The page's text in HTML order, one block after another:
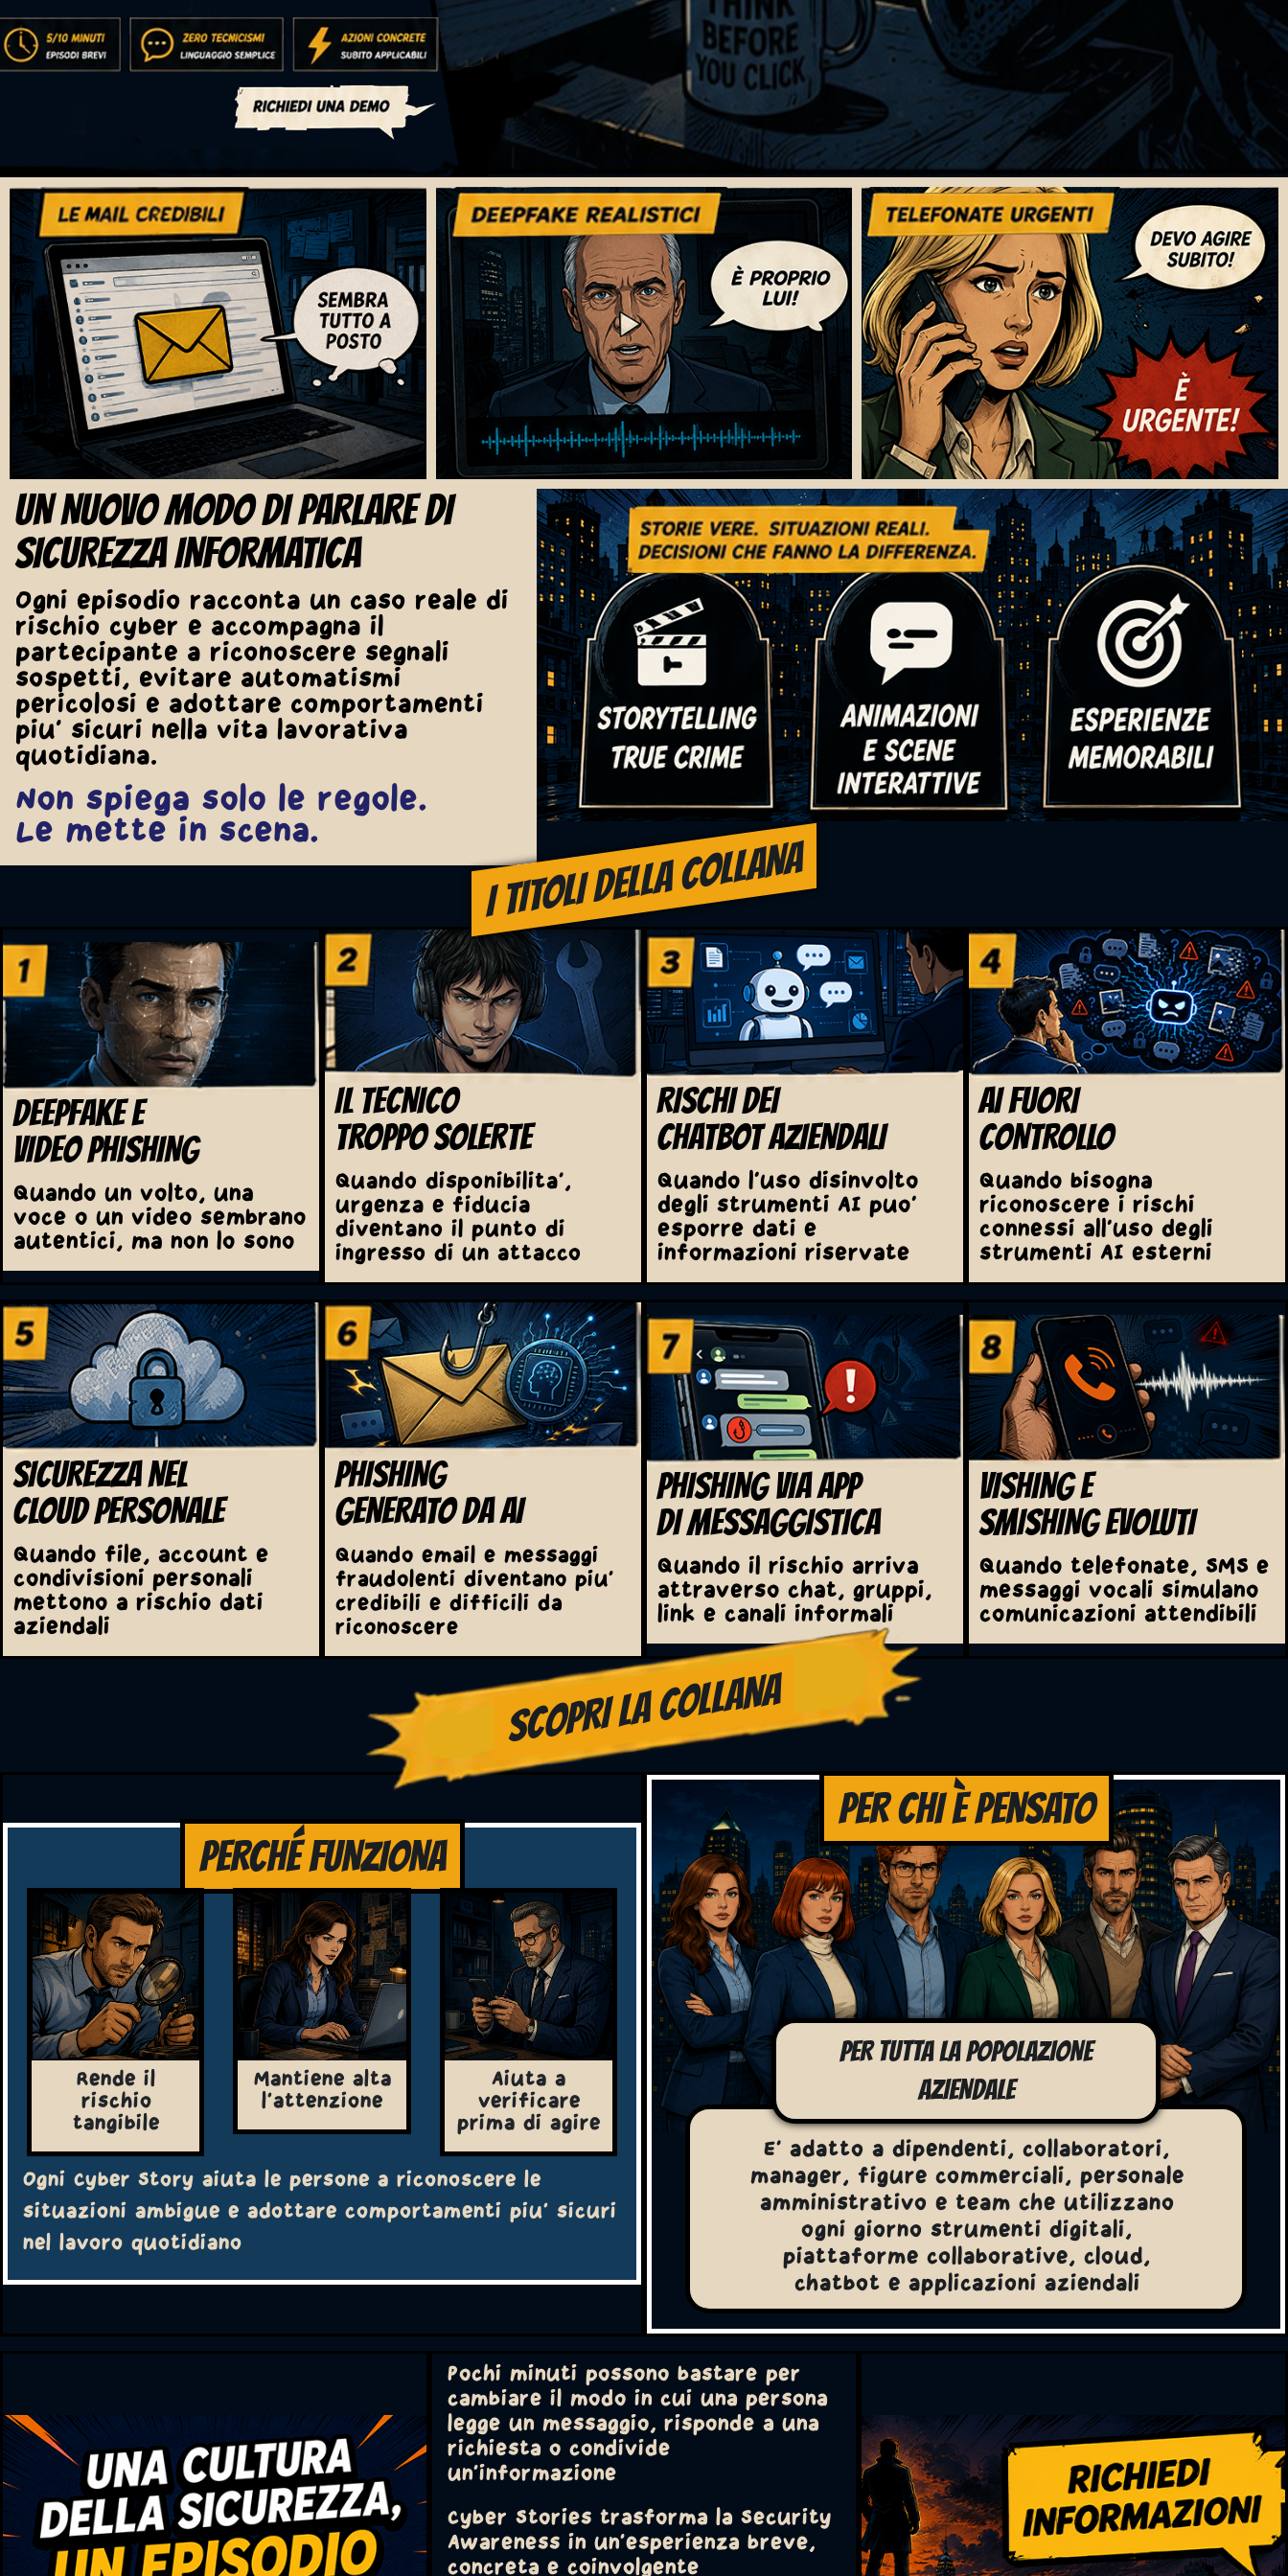
UN NUOVO MODO DI PARLARE DI
SICUREZZA INFORMATICA
Ogni episodio racconta un caso reale di
rischio cyber e accompagna il
partecipante a riconoscere segnali
sospetti, evitare automatismi
pericolosi e adottare comportamenti
piu' sicuri nella vita lavorativa
quotidiana.
Non spiega solo le regole.
Le mette in scena.
I TITOLI DELLA COLLANA
DEEPFAKE E
VIDEO PHISHING
Quando un volto, una
voce o un video sembrano
autentici, ma non lo sono
IL TECNICO
TROPPO SOLERTE
Quando disponibilita',
urgenza e fiducia
diventano il punto di
ingresso di un attacco
RISCHI DEI
CHATBOT AZIENDALI
Quando l'uso disinvolto
degli strumenti AI puo'
esporre dati e
informazioni riservate
AI FUORI
CONTROLLO
Quando bisogna
riconoscere i rischi
connessi all'uso degli
strumenti AI esterni
SICUREZZA NEL
CLOUD PERSONALE
Quando file, account e
condivisioni personali
mettono a rischio dati
aziendali
PHISHING
GENERATO DA AI
Quando email e messaggi
fraudolenti diventano piu'
credibili e difficili da
riconoscere
PHISHING VIA APP
DI MESSAGGISTICA
Quando il rischio arriva
attraverso chat, gruppi,
link e canali informali
VISHING E
SMISHING EVOLUTI
Quando telefonate, SMS e
messaggi vocali simulano
comunicazioni attendibili
SCOPRI LA COLLANA
PERCHÉ FUNZIONA
Rende il
rischio
tangibile
Mantiene alta
l'attenzione
Aiuta a
verificare
prima di agire
Ogni Cyber Story aiuta le persone a riconoscere le
situazioni ambigue e adottare comportamenti piu' sicuri
nel lavoro quotidiano
PER CHI È PENSATO
PER TUTTA LA POPOLAZIONE
AZIENDALE
E' adatto a dipendenti, collaboratori,
manager, figure commerciali, personale
amministrativo e team che utilizzano
ogni giorno strumenti digitali,
piattaforme collaborative, cloud,
chatbot e applicazioni aziendali
Pochi minuti possono bastare per
cambiare il modo in cui una persona
legge un messaggio, risponde a una
richiesta o condivide
un'informazione
Cyber Stories trasforma la Security
Awareness in un'esperienza breve,
concreta e coinvolgente